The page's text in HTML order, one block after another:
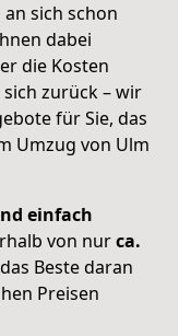
sich schon
dabei
die Kosten
sich zurück – wir
für Sie, das
Umzug von Ulm
einfach
von nurca.
Beste daran
Preisen